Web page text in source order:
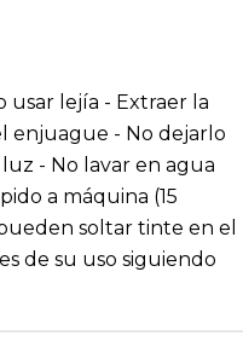
usar lejía - Extraer la
enjuague - No dejarlo
- No lavar en agua
a máquina (15
soltar tinte en el
de su uso siguiendo